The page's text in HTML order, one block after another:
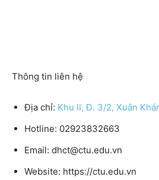
Thông tin liên hệ
Địa chỉ: Khu II, Đ. 3/2, Xuân
Hotline: 02923832663
Email: dhct@ctu.edu.vn
Website: https://ctu.edu.vn